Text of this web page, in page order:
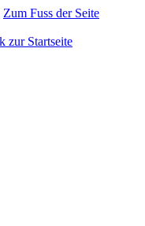
Zum Fuss der Seite